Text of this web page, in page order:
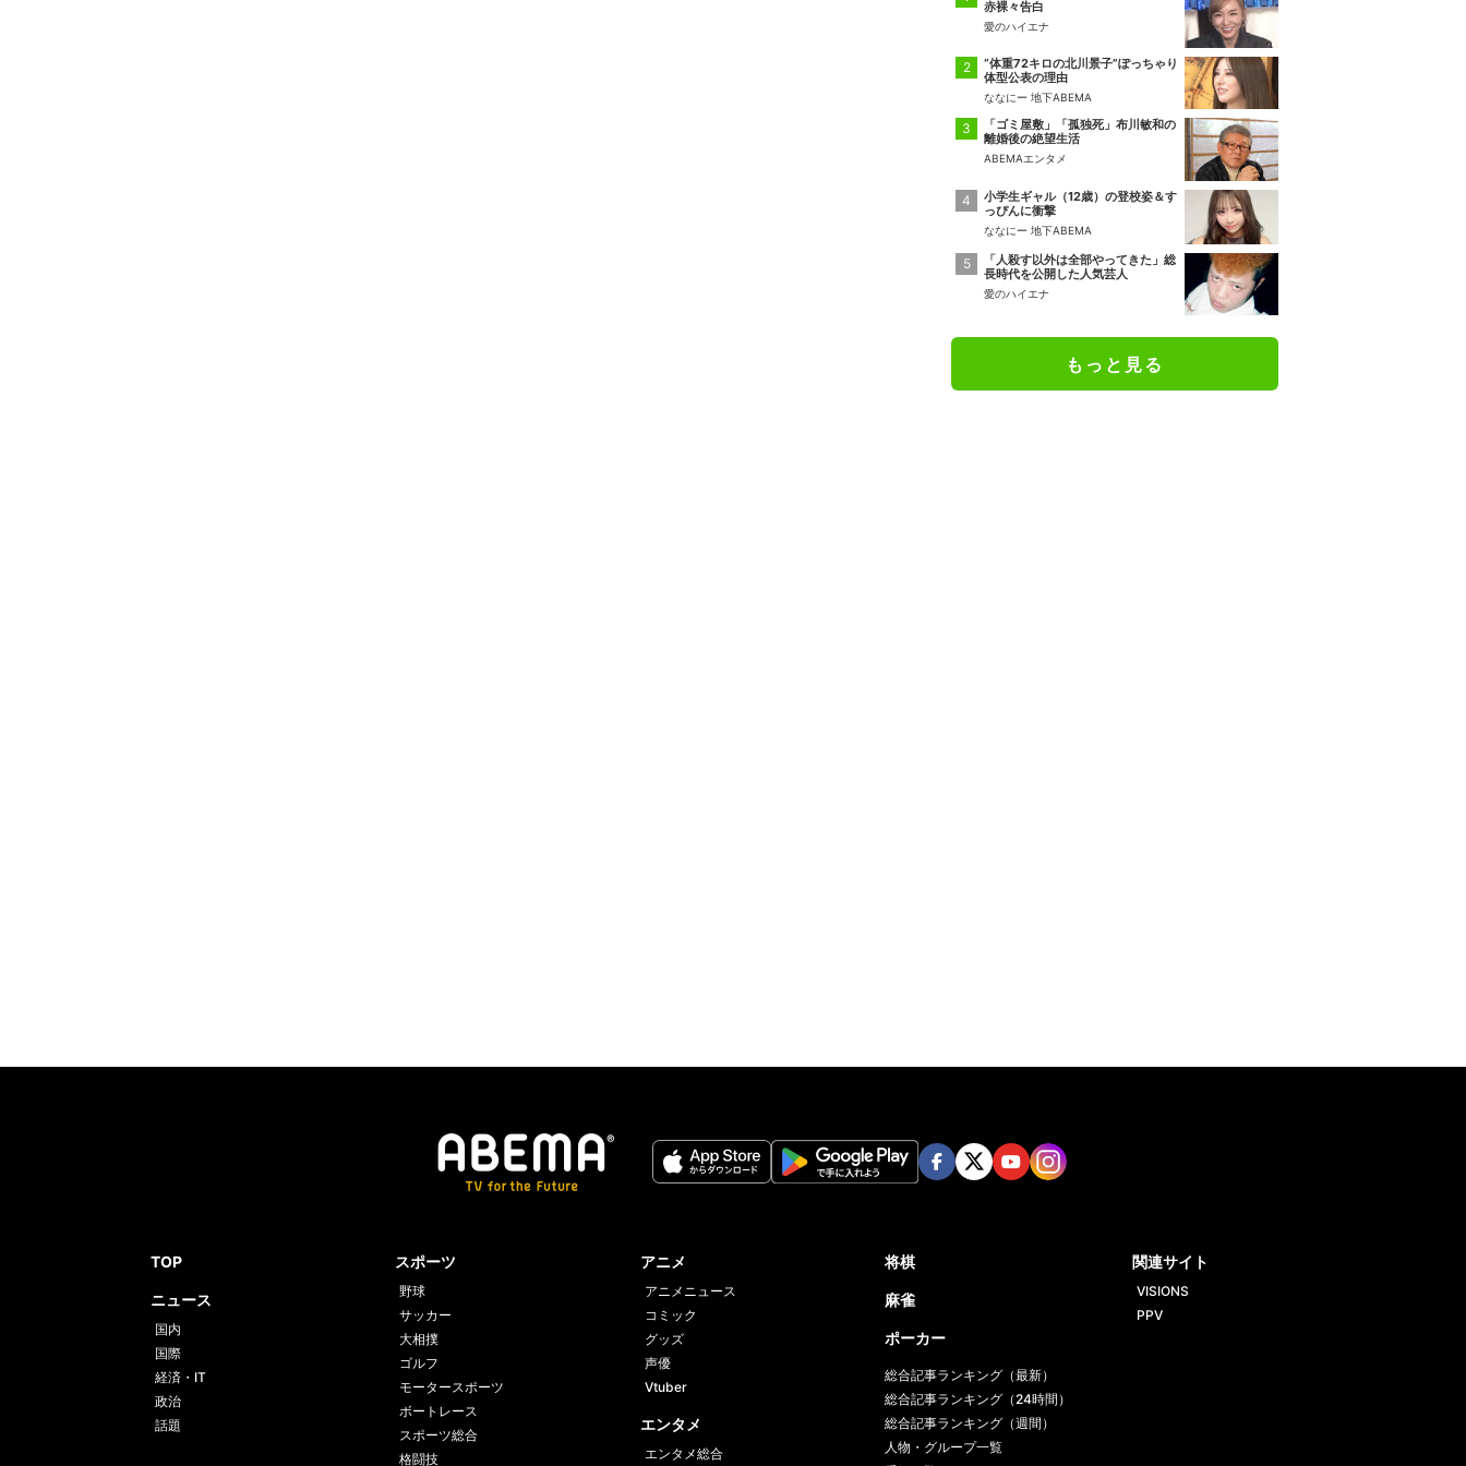
赤裸々告白
愛のハイエナ
“体重72キロの北川景子”ぽっちゃり
体型公表の理由
ななにー 地下ABEMA
「ゴミ屋敷」「孤独死」布川敏和の
離婚後の絶望生活
ABEMAエンタメ
小学生ギャル（12歳）の登校姿＆す
っぴんに衝撃
ななにー 地下ABEMA
「人殺す以外は全部やってきた」総
長時代を公開した人気芸人
愛のハイエナ
もっと見る
TOP
ニュース
国内
国際
経済・IT
政治
話題
スポーツ
野球
サッカー
大相撲
ゴルフ
モータースポーツ
ボートレース
スポーツ総合
格闘技
アニメ
アニメニュース
コミック
グッズ
声優
Vtuber
エンタメ
エンタメ総合
将棋
麻雀
ポーカー
総合記事ランキング（最新）
総合記事ランキング（24時間）
総合記事ランキング（週間）
人物・グループ一覧
関連サイト
VISIONS
PPV